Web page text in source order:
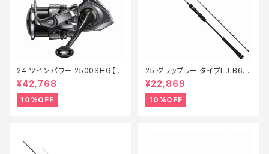
24 ツインパワー 2500SHG【継
続セール_リール】【10】
¥42,768
10%OFF
25 グラップラー タイプLJ B63-
3【継続セール_ロッド】【10】
¥22,869
10%OFF